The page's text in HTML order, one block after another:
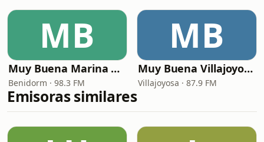
MB
Muy Buena Marina Baja
Benidorm · 98.3 FM
MB
Muy Buena Villajoyosa
Villajoyosa · 87.9 FM
Emisoras similares